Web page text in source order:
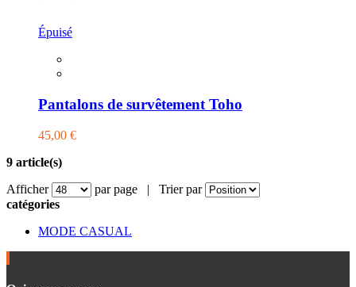
Épuisé
Pantalons de survêtement Toho
45,00 €
9 article(s)
Afficher
par page | Trier par
catégories
MODE CASUAL